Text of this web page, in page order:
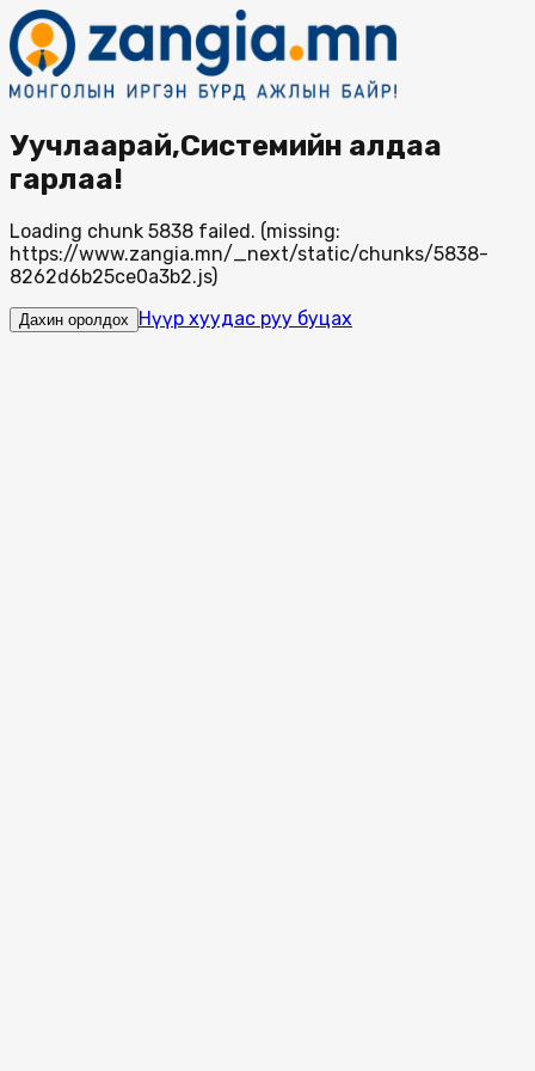
Уучлаарай,Системийн алдаа
гарлаа!
Loading chunk 5838 failed. (missing:
https://www.zangia.mn/_next/static/chunks/5838-
8262d6b25ce0a3b2.js)
Дахин оролдох Нүүр хуудас руу буцах